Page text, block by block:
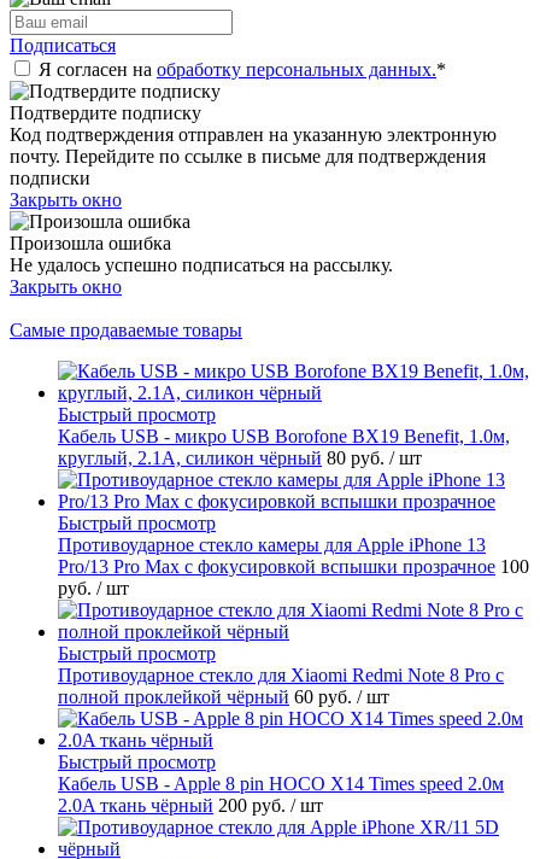
Подписаться
Я согласен на обработку персональных данных.*
Подтвердите подписку
Код подтверждения отправлен на указанную электронную
почту. Перейдите по ссылке в письме для подтверждения
подписки
Закрыть окно
Произошла ошибка
Не удалось успешно подписаться на рассылку.
Закрыть окно
Самые продаваемые товары
Быстрый просмотр
Кабель USB - микро USB Borofone BX19 Benefit, 1.0м,
круглый, 2.1A, силикон чёрный 80 руб. / шт
Быстрый просмотр
Противоударное стекло камеры для Apple iPhone 13
Pro/13 Pro Max с фокусировкой вспышки прозрачное 100
руб. / шт
Быстрый просмотр
Противоударное стекло для Xiaomi Redmi Note 8 Pro с
полной проклейкой чёрный 60 руб. / шт
Быстрый просмотр
Кабель USB - Apple 8 pin HOCO X14 Times speed 2.0м
2.0A ткань чёрный 200 руб. / шт